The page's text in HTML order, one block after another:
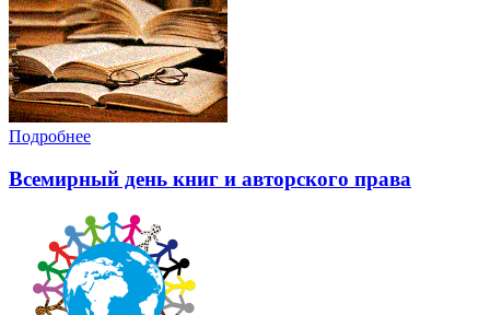
Подробнее
Всемирный день книг и авторского права